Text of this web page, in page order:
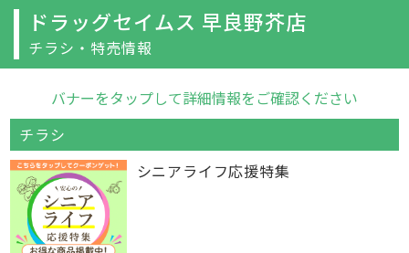
ドラッグセイムス 早良野芥店
チラシ・特売情報
バナーをタップして詳細情報をご確認ください
チラシ
シニアライフ応援特集